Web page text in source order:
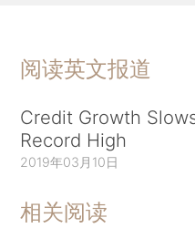
阅读英文报道
Credit Growth
Record High
2019年03月10日
相关阅读